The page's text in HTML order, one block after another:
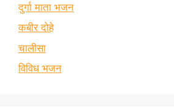
दुर्गा माता भजन
कबीर दोहे
चालीसा
विविध भजन